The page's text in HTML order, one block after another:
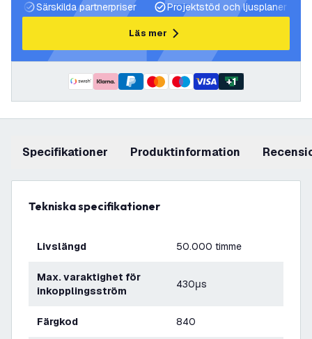
Särskilda partnerpriser
Projektstöd och ljusplaner
Läs mer
+1
Specifikationer produktinformation
Tekniska specifikationer
Livslängd 50.000 timme
Max. varaktighet för
inkopplingsström
430μs
Färgkod 840